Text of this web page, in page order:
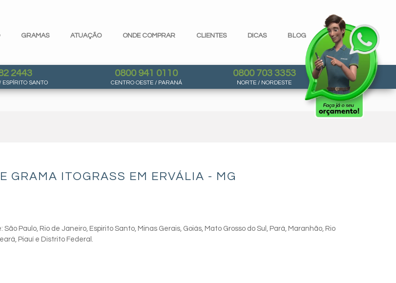
GRAMAS ATUAÇÃO ONDE COMPRAR CLIENTES DICAS BLOG
2443
ESPÍRITO SANTO
0800 941 0110
CENTRO OESTE / PARANÁ
0800 703 3353
NORTE / NORDESTE
GRAMA ITOGRASS EM ERVÁLIA - MG
Paulo, Rio de Janeiro, Espirito Santo, Minas Gerais, Goiás, Mato Grosso do Sul, Pará, Maranhão, Rio
Piauí e Distrito Federal.